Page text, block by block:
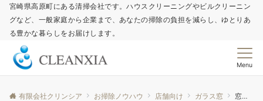
宮崎県高原町にある清掃会社です。ハウスクリーニングやビルクリーニン
グなど、一般家庭から企業まで、あなたの掃除の負担を減らし、ゆとりあ
る豊かな暮らしをお届けします。
Menu
有限会社クリンシア お掃除ノウハウ 店舗向け ガラス窓 窓拭き掃除のやり方をプロが解説｜内側と外側で汚れが違う【拭き跡を残さないコツ】